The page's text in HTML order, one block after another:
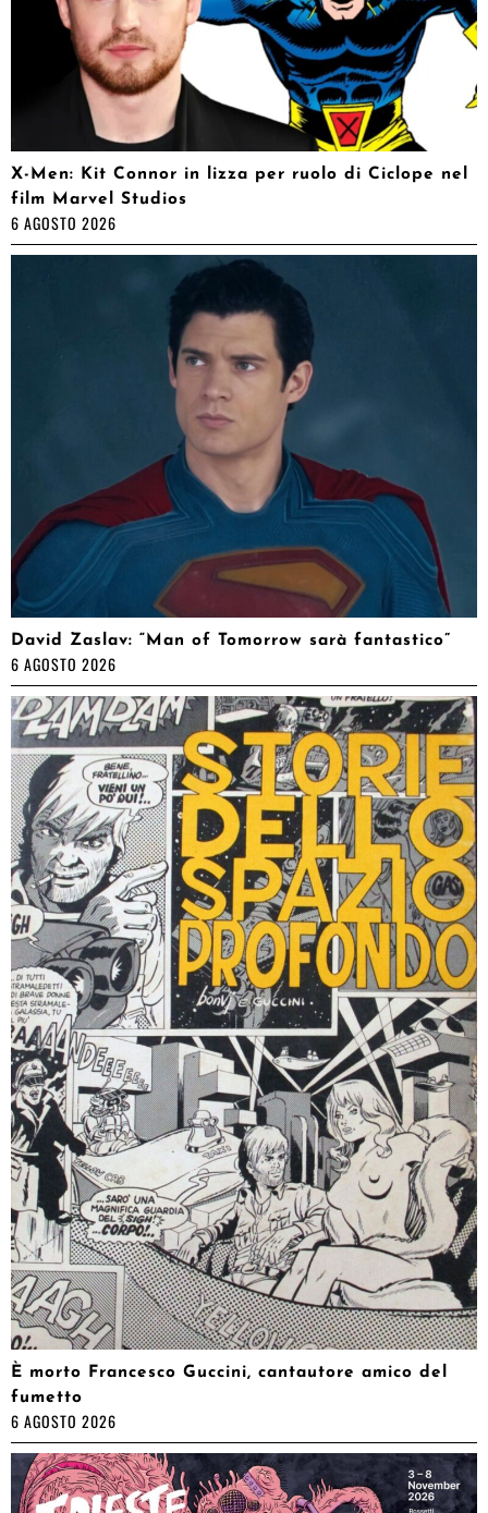
X-Men: Kit Connor in lizza per ruolo di Ciclope nel
film Marvel Studios
6 AGOSTO 2026
David Zaslav: “Man of Tomorrow sarà fantastico”
6 AGOSTO 2026
È morto Francesco Guccini, cantautore amico del
fumetto
6 AGOSTO 2026